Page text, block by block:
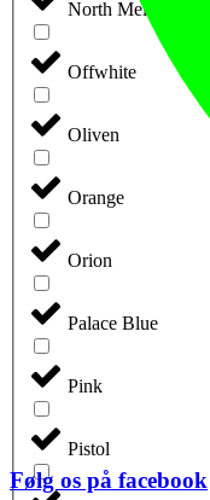
North Melange
Offwhite
Oliven
Orange
Orion
Palace Blue
Pink
Pistol
Følg os på facebook